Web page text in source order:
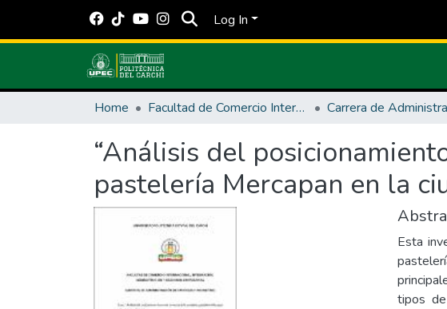
Log In
Home Facultad de Comercio Internacional, Integración, Administración y Economía Empresarial
“Análisis del
pastelería Mercapan en la
Esta
tipos